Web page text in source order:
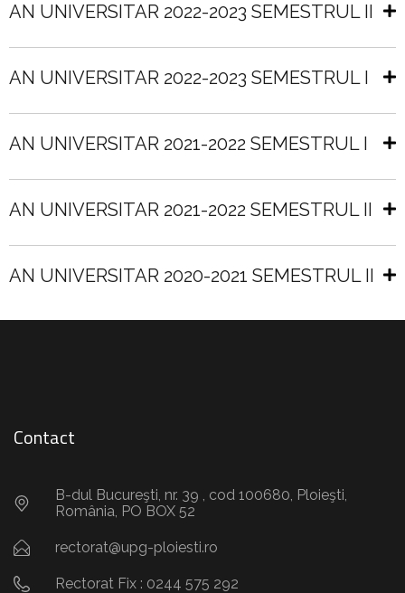
AN UNIVERSITAR 2022-2023 SEMESTRUL II
AN UNIVERSITAR 2022-2023 SEMESTRUL I
AN UNIVERSITAR 2021-2022 SEMESTRUL I
AN UNIVERSITAR 2021-2022 SEMESTRUL II
AN UNIVERSITAR 2020-2021 SEMESTRUL II
Contact
B-dul Bucureşti, nr. 39 , cod 100680, Ploieşti,
România, PO BOX 52
rectorat@upg-ploiesti.ro
Rectorat Fix : 0244 575 292